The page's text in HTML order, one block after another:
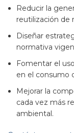
Reducir la
reutilización de
Diseñar
normativa
Fomentar el
en el consumo
Mejorar la
cada vez más
ambiental.